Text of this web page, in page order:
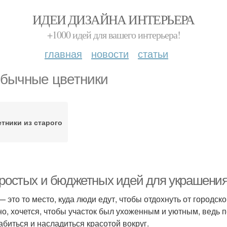
ИДЕИ ДИЗАЙНА ИНТЕРЬЕРА
+1000 идей для вашего интерьера!
главная новости статьи
цветники
из старого
и бюджетных идей для
это то место, куда люди едут, чтобы отдохнуть от
хочется, чтобы участок был ухоженным и уютным, ведь
и насладиться красотой вокруг.